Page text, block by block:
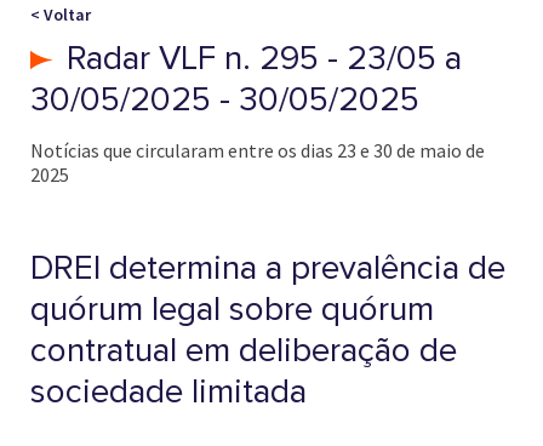
< Voltar
Radar VLF n. 295 - 23/05 a
30/05/2025 - 30/05/2025
Notícias que circularam entre os dias 23 e 30 de maio de
2025
DREI determina a prevalência de
quórum legal sobre quórum
contratual em deliberação de
sociedade limitada